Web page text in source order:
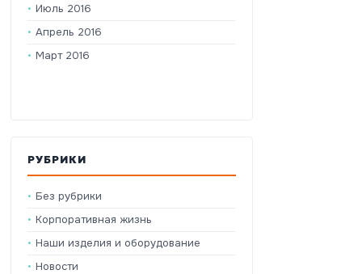
Июль 2016
Апрель 2016
Март 2016
РУБРИКИ
Без рубрики
Корпоративная жизнь
Наши изделия и оборудование
Новости